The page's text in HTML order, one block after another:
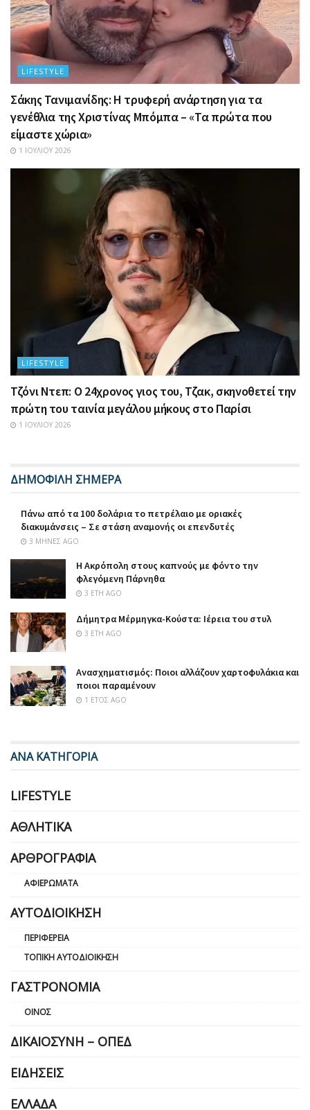
LIFESTYLE
Σάκης Τανιμανίδης: Η τρυφερή ανάρτηση για τα
γενέθλια της Χριστίνας Μπόμπα – «Τα πρώτα που
είμαστε χώρια»
1 ΙΟΥΛΊΟΥ 2026
LIFESTYLE
Τζόνι Ντεπ: Ο 24χρονος γιος του, Τζακ, σκηνοθετεί την
πρώτη του ταινία μεγάλου μήκους στο Παρίσι
1 ΙΟΥΛΊΟΥ 2026
ΔΗΜΟΦΙΛΗ ΣΗΜΕΡΑ
Πάνω από τα 100 δολάρια το πετρέλαιο με οριακές
διακυμάνσεις – Σε στάση αναμονής οι επενδυτές
3 ΜΉΝΕΣ AGO
Η Ακρόπολη στους καπνούς με φόντο την
φλεγόμενη Πάρνηθα
3 ΈΤΗ AGO
Δήμητρα Μέρμηγκα-Κούστα: Ιέρεια του στυλ
3 ΈΤΗ AGO
Ανασχηματισμός: Ποιοι αλλάζουν χαρτοφυλάκια και
ποιοι παραμένουν
1 ΈΤΟΣ AGO
ΑΝΑ ΚΑΤΗΓΟΡΙΑ
LIFESTYLE
ΑΘΛΗΤΙΚΆ
ΑΡΘΡΟΓΡΑΦΊΑ
ΑΦΙΕΡΏΜΑΤΑ
ΑΥΤΟΔΙΟΊΚΗΣΗ
ΠΕΡΙΦΈΡΕΙΑ
ΤΟΠΙΚΉ ΑΥΤΟΔΙΟΊΚΗΣΗ
ΓΑΣΤΡΟΝΟΜΊΑ
ΟΊΝΟΣ
ΔΙΚΑΙΟΣΎΝΗ – ΟΠΕΔ
ΕΙΔΉΣΕΙΣ
ΕΛΛΆΔΑ